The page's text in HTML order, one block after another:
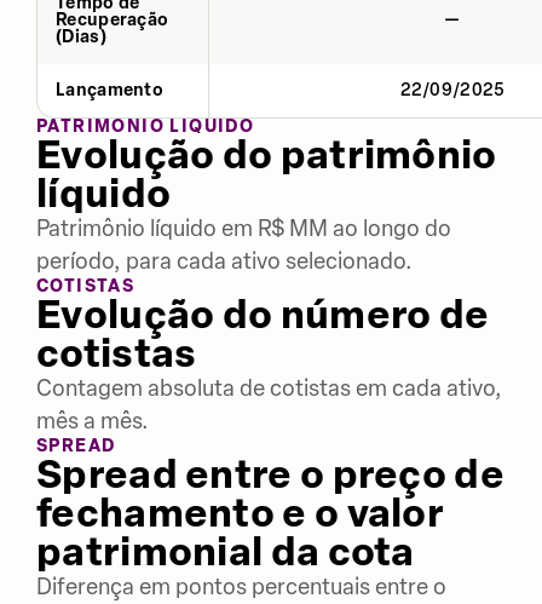
Recuperação
(Dias)
—
Lançamento
22/09/2025
PATRIMÔNIO LÍQUIDO
Evolução do patrimônio
líquido
Patrimônio líquido em R$ MM ao longo do
período, para cada ativo selecionado.
COTISTAS
Evolução do número de
cotistas
Contagem absoluta de cotistas em cada ativo,
mês a mês.
SPREAD
Spread entre o preço de
fechamento e o valor
patrimonial da cota
Diferença em pontos percentuais entre o